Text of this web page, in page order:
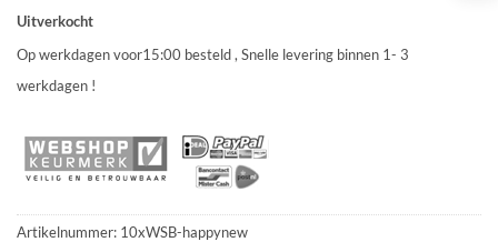
Uitverkocht
Op werkdagen voor15:00 besteld , Snelle levering binnen 1- 3
werkdagen !
Artikelnummer: 10xWSB-happynew